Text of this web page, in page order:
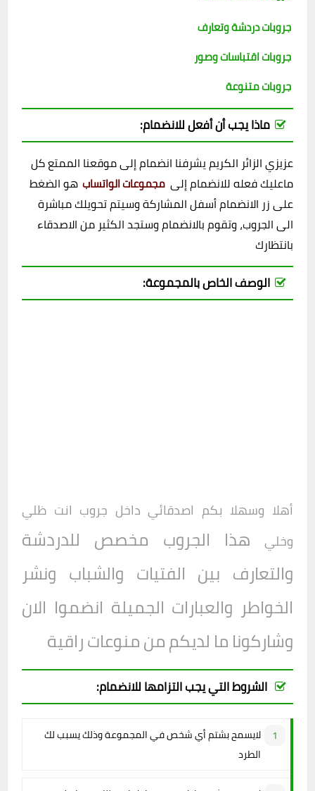
جروبات دردشة وتعارف
جروبات اقتباسات وصور
جروبات متنوعة
ماذا يجب أن أفعل للانضمام:
عزيزي الزائر الكريم يشرفنا انضمام إلى موقعنا الممتع كل
ماعليك فعله للانضمام إلى مجموعات الواتساب هو الضغط
على زر الانضمام أسفل المشاركة وسيتم تحويلك مباشرة
الى الجروب، وتقوم بالانضمام وستجد الكثير من الاصدقاء
بانتظارك
الوصف الخاص بالمجموعة:
أهلا وسهلا بكم اصدقائي داخل جروب انت ظلي
وخلي
هذا الجروب مخصص للدردشة
والتعارف بين الفتيات والشباب ونشر
الخواطر والعبارات الجميلة انضموا الان
وشاركونا ما لديكم من منوعات راقية
الشروط التي يجب التزامها للانضمام:
لايسمح بشتم أي شخص في المجموعة وذلك يسبب لك
الطرد